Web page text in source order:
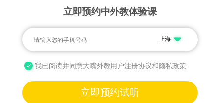
立即预约中外教体验课
上海
我已阅读并同意大嘴外教用户注册协议和隐私政策
立即预约试听